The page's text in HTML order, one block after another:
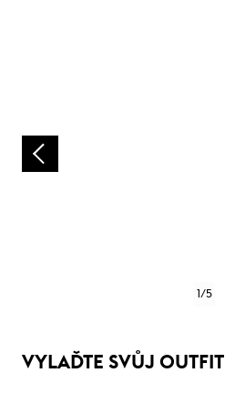
1/5
VYLAĎTE SVŮJ OUTFIT